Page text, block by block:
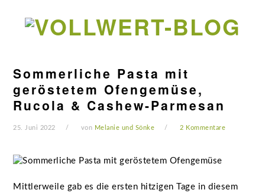
Hauptnavigation
Seitenspalte
Fußzeile
Sommerliche Pasta mit
geröstetem Ofengemüse,
Rucola & Cashew-Parmesan
25. Juni 2022 von Melanie und Sönke 2 Kommentare
Mittlerweile gab es die ersten hitzigen Tage in diesem